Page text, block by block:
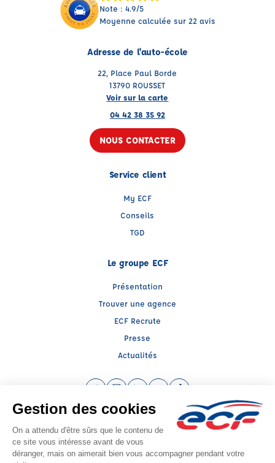
Note : 4.9/5
Moyenne calculée sur 22 avis
Adresse de l'auto-école
22, Place Paul Borde
13790 ROUSSET
Voir sur la carte
04 42 38 35 92
NOUS CONTACTER
Service client
My ECF
Conseils
TGD
Le groupe ECF
Présentation
Trouver une agence
ECF Recrute
Presse
Actualités
Instagram (nouvelle fenêtre)
LinkedIn (nouvelle fenêtre)
YouTube (nouvelle fenêtre)
TikTok (nouvelle
Raison sociale : REAL FORMATION - Capital social: 3000€
SIREN: 922307947 - Numéro de TVA intracommunautaire: FR17922307947
Agrément n°E2401300290
Siège social : 46, Avenue Mirabeau , TRETS (13530) - Représentant légal :